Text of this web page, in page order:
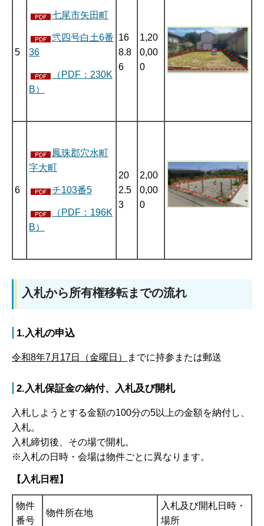
5
七尾市矢田町
弐四号白土6番
36
（PDF：230K
B）
16
8.8
6
1,20
0,00
0
6
鳳珠郡穴水町
字大町
チ103番5
（PDF：196K
B）
20
2.5
3
2,00
0,00
0
入札から所有権移転までの流れ
1.入札の申込
令和8年7月17日（金曜日） までに持参または郵送
2.入札保証金の納付、入札及び開札
入札しようとする金額の100分の5以上の金額を納付し、
入札。
入札締切後、その場で開札。
※入札の日時・会場は物件ごとに異なります。
【入札日程】
物件
番号
物件所在地
入札及び開札日時・
場所